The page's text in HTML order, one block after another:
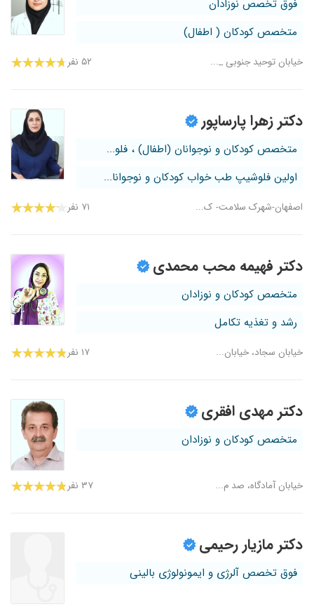
فوق تخصص نوزادان
متخصص کودکان ( اطفال)
خیابان توحید جنوبی _... ۵۲ نفر
دکتر زهرا پارساپور
متخصص کودکان و نوجوانان (اطفال) ، فلو...
اولین فلوشیپ طب خواب کودکان و نوجوانا...
اصفهان-شهرک سلامت- ک... ۷۱ نفر
دکتر فهیمه محب محمدی
متخصص کودکان و نوزادان
رشد و تغذیه تکامل
خیابان سجاد، خیابان... ۱۷ نفر
دکتر مهدی افقری
متخصص کودکان و نوزادان
خیابان آمادگاه، صد م... ۳۷ نفر
دکتر مازیار رحیمی
فوق تخصص آلرژی و ایمونولوژی بالینی